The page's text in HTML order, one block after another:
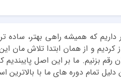
داریم که همیشه راهی بهتر، ساده
خود را آغاز کردیم و از همان ابتدا
رقم بزنیم. ما بر این اصل
تمام دوره های ما با بالاترین